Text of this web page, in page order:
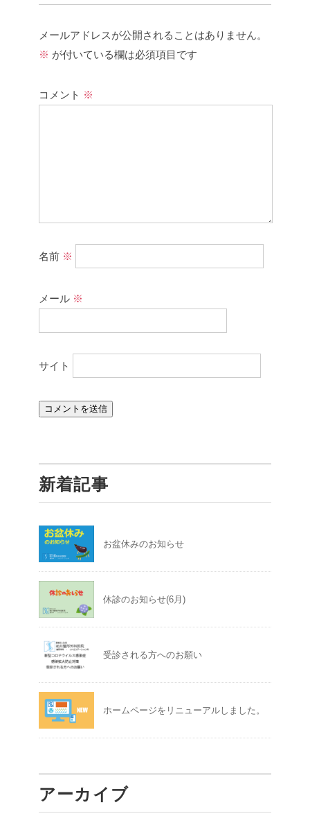
メールアドレスが公開されることはありません。
※ が付いている欄は必須項目です
コメント ※
名前 ※
メール ※
サイト
新着記事
お盆休みのお知らせ
休診のお知らせ(6月)
受診される方へのお願い
ホームページをリニューアルしました。
アーカイブ